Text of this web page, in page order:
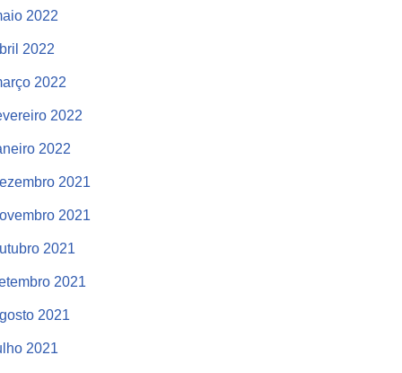
2022
2022
2022
2022
2022
2021
2021
2021
2021
2021
2021